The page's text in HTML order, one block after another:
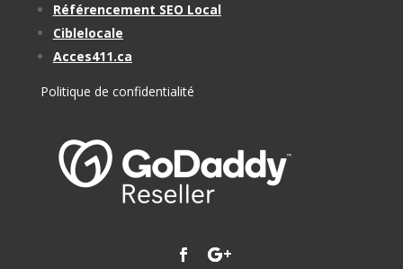
Référencement SEO Local
Ciblelocale
Acces411.ca
Politique de confidentialité